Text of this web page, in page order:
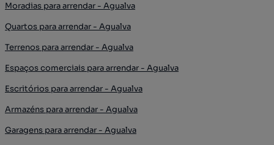
Moradias para arrendar - Agualva
Quartos para arrendar - Agualva
Terrenos para arrendar - Agualva
Espaços comerciais para arrendar - Agualva
Escritórios para arrendar - Agualva
Armazéns para arrendar - Agualva
Garagens para arrendar - Agualva